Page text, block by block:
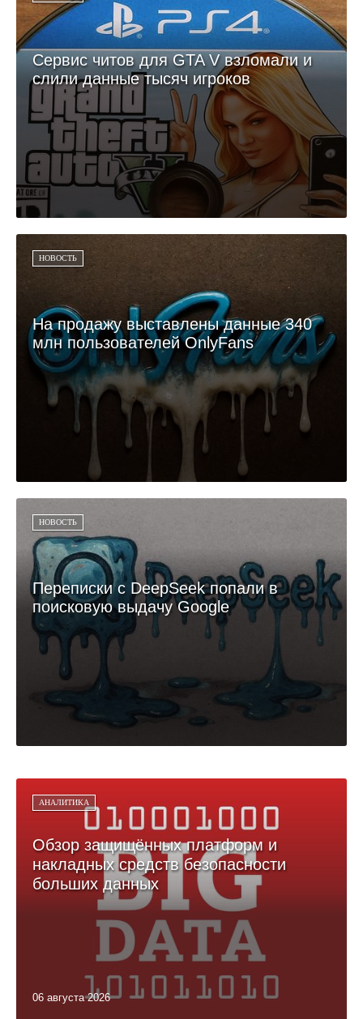
Сервис читов для GTA V взломали и
слили данные тысяч игроков
НОВОСТЬ
На продажу выставлены данные 340
млн пользователей OnlyFans
НОВОСТЬ
Переписки с DeepSeek попали в
поисковую выдачу Google
АНАЛИТИКА
Обзор защищённых платформ и
накладных средств безопасности
больших данных
06 августа 2026